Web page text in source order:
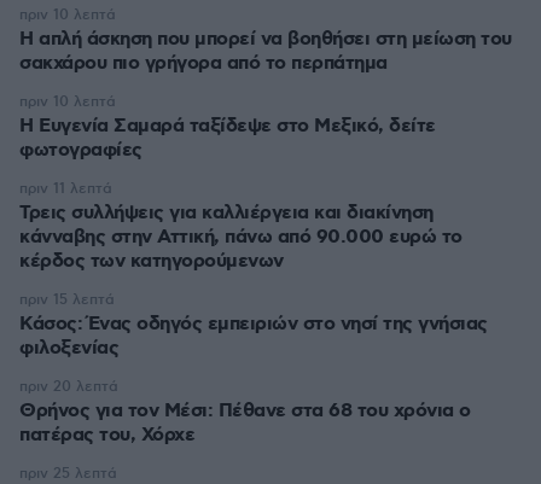
Η απλή άσκηση που μπορεί να βοηθήσει στη μείωση του
σακχάρου πιο γρήγορα από το περπάτημα
πριν 10 λεπτά
Η Ευγενία Σαμαρά ταξίδεψε στο Μεξικό, δείτε
φωτογραφίες
πριν 10 λεπτά
Τρεις συλλήψεις για καλλιέργεια και διακίνηση
κάνναβης στην Αττική, πάνω από 90.000 ευρώ το
κέρδος των κατηγορούμενων
πριν 11 λεπτά
Κάσος: Ένας οδηγός εμπειριών στο νησί της γνήσιας
φιλοξενίας
πριν 15 λεπτά
Θρήνος για τον Μέσι: Πέθανε στα 68 του χρόνια ο
πατέρας του, Χόρχε
πριν 20 λεπτά
πριν 25 λεπτά